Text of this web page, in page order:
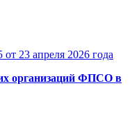
23 апреля 2026 года
организаций ФПСО в